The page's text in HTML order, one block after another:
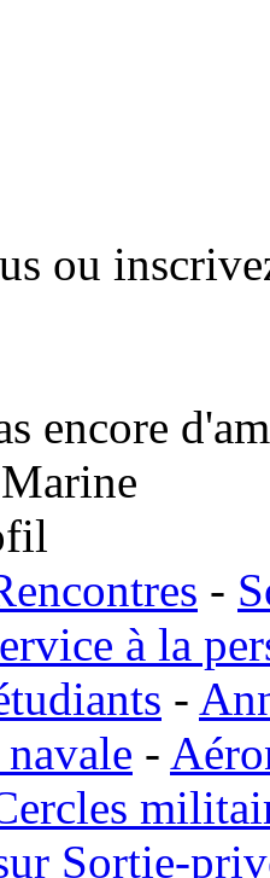
ou
encore
-
à la
-
-
Sortie-